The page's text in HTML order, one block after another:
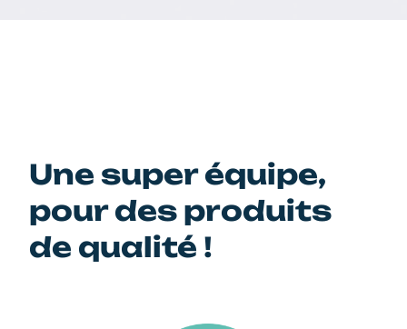
Une super équipe,
pour des produits
de qualité !